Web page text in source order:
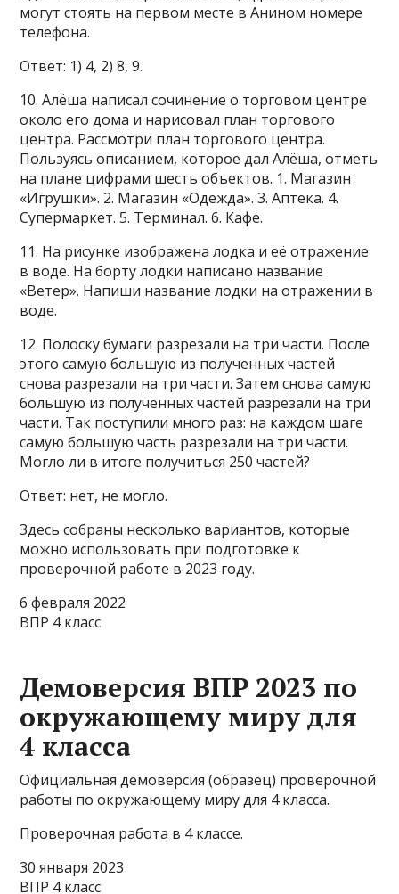
могут стоять на первом месте в Анином номере
телефона.
Ответ: 1) 4, 2) 8, 9.
10. Алёша написал сочинение о торговом центре
около его дома и нарисовал план торгового
центра. Рассмотри план торгового центра.
Пользуясь описанием, которое дал Алёша, отметь
на плане цифрами шесть объектов. 1. Магазин
«Игрушки». 2. Магазин «Одежда». 3. Аптека. 4.
Супермаркет. 5. Терминал. 6. Кафе.
11. На рисунке изображена лодка и её отражение
в воде. На борту лодки написано название
«Ветер». Напиши название лодки на отражении в
воде.
12. Полоску бумаги разрезали на три части. После
этого самую большую из полученных частей
снова разрезали на три части. Затем снова самую
большую из полученных частей разрезали на три
части. Так поступили много раз: на каждом шаге
самую большую часть разрезали на три части.
Могло ли в итоге получиться 250 частей?
Ответ: нет, не могло.
Здесь собраны несколько вариантов, которые
можно использовать при подготовке к
проверочной работе в 2023 году.
6 февраля 2022
ВПР 4 класс
Демоверсия ВПР 2023 по
окружающему миру для
4 класса
Официальная демоверсия (образец) проверочной
работы по окружающему миру для 4 класса.
Проверочная работа в 4 классе.
30 января 2023
ВПР 4 класс